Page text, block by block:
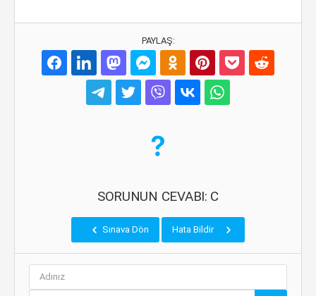
PAYLAŞ:
SORUNUN CEVABI: C
Sınava Dön Hata Bildir